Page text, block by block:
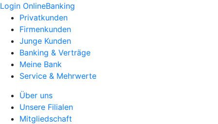
Login OnlineBanking
Privatkunden
Firmenkunden
Junge Kunden
Banking & Verträge
Meine Bank
Service & Mehrwerte
Über uns
Unsere Filialen
Mitgliedschaft